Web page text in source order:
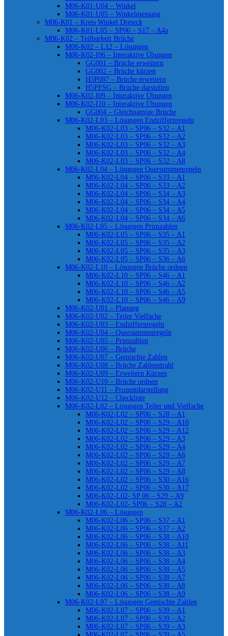
M06-K01-U04 – Winkel
M06-K01-U05 – Winkelmessung
M06-K01 – Kreis Winkel Dreieck
M06-K01-L05 – SP06 – S17 – A4a
M06-K02 – Teilbarkeit Brüche
M06-K02 – L12 – Lösungen
M06-K02-I06 – Interaktive Übungen
GG001 – Brüche erweitern
GG002 – Brüche kürzen
H5P087 – Brüche erweitern
H5PFSG – Brüche darstellen
M06-K02-I09 – Interaktive Übungen
M06-K02-I10 – Interaktive Übungen
GG004 – Gleichnamige Brüche
M06-K02-L03 – Lösungen Endziffernregeln
M06-K02-L03 – SP06 – S32 – A1
M06-K02-L03 – SP06 – S32 – A2
M06-K02-L03 – SP06 – S32 – A3
M06-K02-L03 – SP06 – S32 – A4
M06-K02-L03 – SP06 – S32 – A8
M06-K02-L04 – Lösungen Quersummenregeln
M06-K02-L04 – SP06 – S33 – A1
M06-K02-L04 – SP06 – S33 – A2
M06-K02-L04 – SP06 – S34 – A3
M06-K02-L04 – SP06 – S34 – A4
M06-K02-L04 – SP06 – S34 – A5
M06-K02-L04 – SP06 – S34 – A6
M06-K02-L05 – Lösungen Primzahlen
M06-K02-L05 – SP06 – S35 – A1
M06-K02-L05 – SP06 – S35 – A2
M06-K02-L05 – SP06 – S35 – A3
M06-K02-L05 – SP06 – S36 – A6
M06-K02-L10 – Lösungen Brüche ordnen
M06-K02-L10 – SP06 – S46 – A1
M06-K02-L10 – SP06 – S46 – A2
M06-K02-L10 – SP06 – S46 – A5
M06-K02-L10 – SP06 – S46 – A9
M06-K02-U01 – Planung
M06-K02-U02 – Teiler Vielfache
M06-K02-U03 – Endziffernregeln
M06-K02-U04 – Quersummenregeln
M06-K02-U05 – Primzahlen
M06-K02-U06 – Brüche
M06-K02-U07 – Gemischte Zahlen
M06-K02-U08 – Brüche Zahlenstrahl
M06-K02-U09 – Erweitern Kürzen
M06-K02-U10 – Brüche ordnen
M06-K02-U11 – Prozentdarstellung
M06-K02-U12 – Checkliste
M06-K02-L02 – Lösungen Teiler und Vielfache
M06-K02-L02 – SP06 – S28 – A1
M06-K02-L02 – SP06 – S29 – A10
M06-K02-L02 – SP06 – S29 – A12
M06-K02-L02 – SP06 – S29 – A3
M06-K02-L02 – SP06 – S29 – A4
M06-K02-L02 – SP06 – S29 – A6
M06-K02-L02 – SP06 – S29 – A7
M06-K02-L02 – SP06 – S29 – A8
M06-K02-L02 – SP06 – S30 – A16
M06-K02-L02 – SP06 – S30 – A17
M06-K02-L02- SP 06 – S29 – A9
M06-K02-L02- SP06 – S28 – A2
M06-K02-L06 – Lösungen
M06-K02-L06 – SP06 – S37 – A1
M06-K02-L06 – SP06 – S37 – A2
M06-K02-L06 – SP06 – S38 – A10
M06-K02-L06 – SP06 – S38 – A11
M06-K02-L06 – SP06 – S38 – A3
M06-K02-L06 – SP06 – S38 – A4
M06-K02-L06 – SP06 – S38 – A5
M06-K02-L06 – SP06 – S38 – A7
M06-K02-L06 – SP06 – S38 – A8
M06-K02-L06 – SP06 – S38 – A9
M06-K02-L07 – Lösungen Gemischte Zahlen
M06-K02-L07 – SP06 – S39 – A1
M06-K02-L07 – SP06 – S39 – A2
M06-K02-L07 – SP06 – S39 – A3